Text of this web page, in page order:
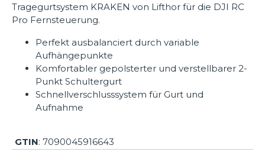
Tragegurtsystem KRAKEN von Lifthor für die DJI RC
Pro Fernsteuerung.
Perfekt ausbalanciert durch variable
Aufhängepunkte
Komfortabler gepolsterter und verstellbarer 2-
Punkt Schultergurt
Schnellverschlusssystem für Gurt und
Aufnahme
GTIN: 7090045916643